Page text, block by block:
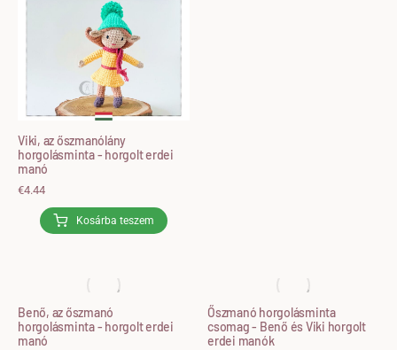
Viki, az őszmanólány
horgolásminta - horgolt erdei
manó
€4.44
Kosárba teszem
Benő, az őszmanó
horgolásminta - horgolt erdei
manó
Őszmanó horgolásminta
csomag - Benő és Viki horgolt
erdei manók